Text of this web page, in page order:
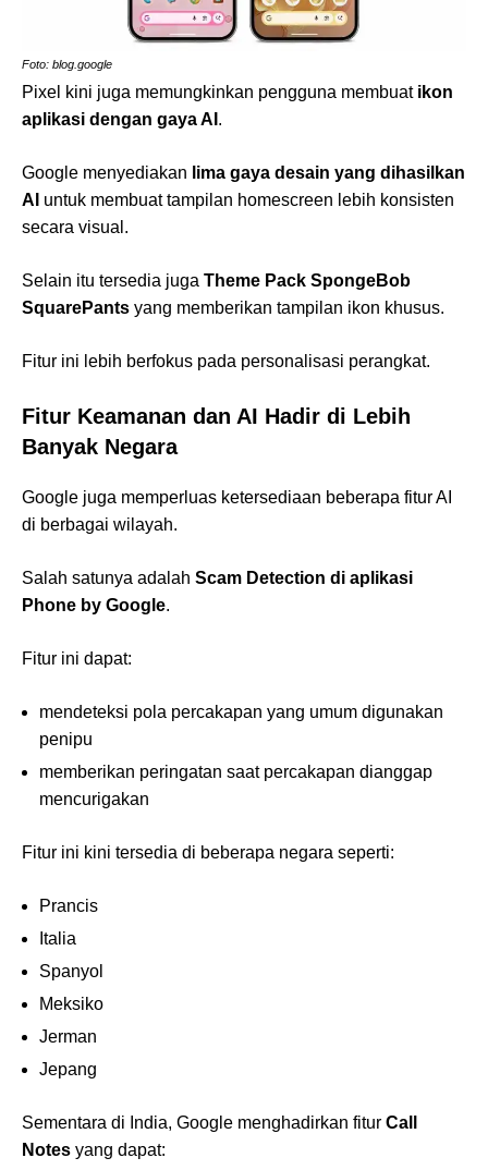
Foto: blog.google
Pixel kini juga memungkinkan pengguna membuat ikon
aplikasi dengan gaya AI .
Google menyediakan lima gaya desain yang dihasilkan
AI untuk membuat tampilan homescreen lebih konsisten
secara visual.
Selain itu tersedia juga Theme Pack SpongeBob
SquarePants yang memberikan tampilan ikon khusus.
Fitur ini lebih berfokus pada personalisasi perangkat.
Fitur Keamanan dan AI Hadir di Lebih
Banyak Negara
Google juga memperluas ketersediaan beberapa fitur AI
di berbagai wilayah.
Salah satunya adalah Scam Detection di aplikasi
Phone by Google.
Fitur ini dapat:
mendeteksi pola percakapan yang umum digunakan
penipu
memberikan peringatan saat percakapan dianggap
mencurigakan
Fitur ini kini tersedia di beberapa negara seperti:
Prancis
Italia
Spanyol
Meksiko
Jerman
Jepang
Sementara di India, Google menghadirkan fitur Call
Notes yang dapat: